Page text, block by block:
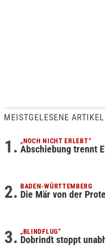
MEISTGELESENE ARTIKEL
„NOCH NICHT ERLEBT“
Abschiebung trennt
BADEN-WÜRTTEMBERG
Die Mär von der
„BLINDFLUG“
Dobrindt stoppt